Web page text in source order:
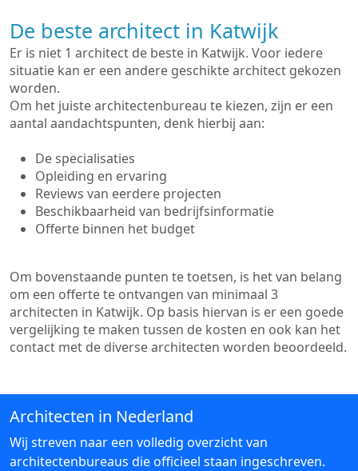
De beste architect in Katwijk
Er is niet 1 architect de beste in Katwijk. Voor iedere
situatie kan er een andere geschikte architect gekozen
worden.
Om het juiste architectenbureau te kiezen, zijn er een
aantal aandachtspunten, denk hierbij aan:
De specialisaties
Opleiding en ervaring
Reviews van eerdere projecten
Beschikbaarheid van bedrijfsinformatie
Offerte binnen het budget
Om bovenstaande punten te toetsen, is het van belang
om een offerte te ontvangen van minimaal 3
architecten in Katwijk. Op basis hiervan is er een goede
vergelijking te maken tussen de kosten en ook kan het
contact met de diverse architecten worden beoordeeld.
Architecten in Nederland
Wij streven naar een volledig overzicht van
architectenbureaus die officieel staan ingeschreven.